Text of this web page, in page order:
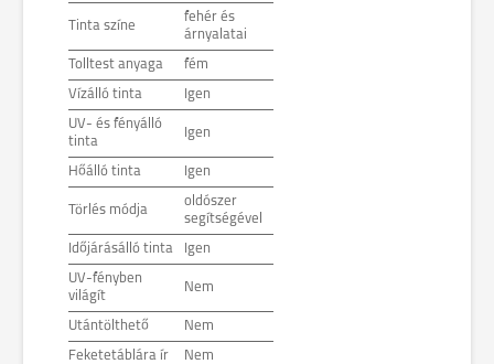
Tinta színe
fehér és
árnyalatai
Tolltest anyaga fém
Vízálló tinta Igen
UV- és fényálló
tinta
Igen
Hőálló tinta Igen
Törlés módja
oldószer
segítségével
Időjárásálló tinta Igen
UV-fényben
világít
Nem
Utántölthető Nem
Feketetáblára ír Nem